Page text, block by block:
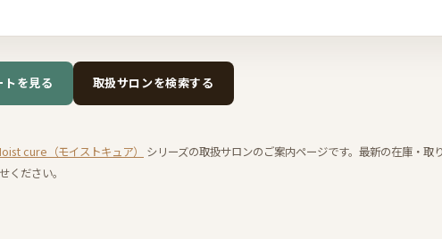
トを見る 取扱サロンを検索する
cure（モイストキュア）
シリーズの取扱サロンのご案内ページです。最新の在庫・取
ください。